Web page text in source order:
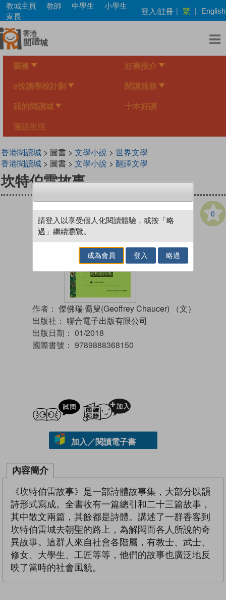
Skip
main
content
教城主頁 教師 中學生
小學生
家長
登入/註冊 | 繁 | English
圖書 好書推介
e悅讀學校計劃 閱讀服務
我的閱讀城 十本好讀
漫話生活
香港閱讀城> 圖書 > 文學小說 > 世界文學
香港閱讀城> 圖書 > 文學小說 > 翻譯文學
坎特伯雷故事
0
作者： 傑佛瑞·喬叟(Geoffrey Chaucer) （文）
出版社： 聯合電子出版有限公司
出版日期： 01/2018
國際書號： 9789888368150
試閲
加入／閱讀電子書
內容簡介
《坎特伯雷故事》是一部詩體故事集，大部分以韻
詩形式寫成。全書收有一篇總引和二十三篇故事，
其中散文兩篇，其餘都是詩體。講述了一群香客到
坎特伯雷城去朝聖的路上，為解悶而各人所說的奇
異故事。這群人來自社會各階層，有教士、武士、
修女、大學生、工匠等等，他們的故事也廣泛地反
映了當時的社會風貌。
請登入以享受個人化閱讀體驗，或按「略
過」繼續瀏覽。
成為會員 登入 略過